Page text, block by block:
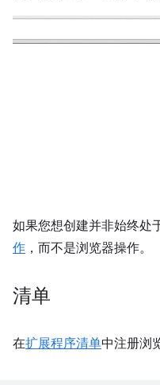
如果您想创建并非始终处
作 ，而不是浏览器操作。
清单
在扩展程序清单中注册浏